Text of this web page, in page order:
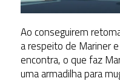
Ao conseguirem
a respeito de Mariner
encontra, o que faz
uma armadilha para